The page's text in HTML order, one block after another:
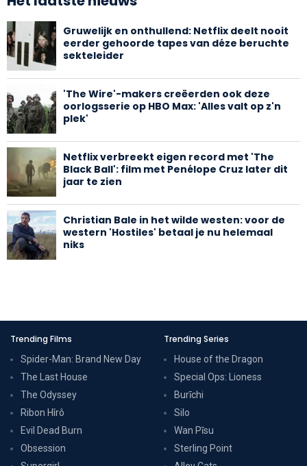
Gruwelijk en onthullend: Netflix deelt nooit
eerder gehoorde tapes van déze beruchte
sekteleider
'The Wire'-makers creëerden ook deze
oorlogsserie op HBO Max: 'Alles valt op z'n
plek'
Netflix verbreekt eigen record met 'The
Black Ball': film met Penélope Cruz later dit
jaar te zien
Christian Bale in het wilde westen: voor de
western 'Hostiles' betaal je nu helemaal
niks
Trending Films
Spider-Man: Brand New Day
The Last House
The Odyssey
Ribon Hîrô
Evil Dead Burn
Obsession
Trending Series
House of the Dragon
Special Ops: Lioness
Burīchi
Silo
Wan Pīsu
Sterling Point